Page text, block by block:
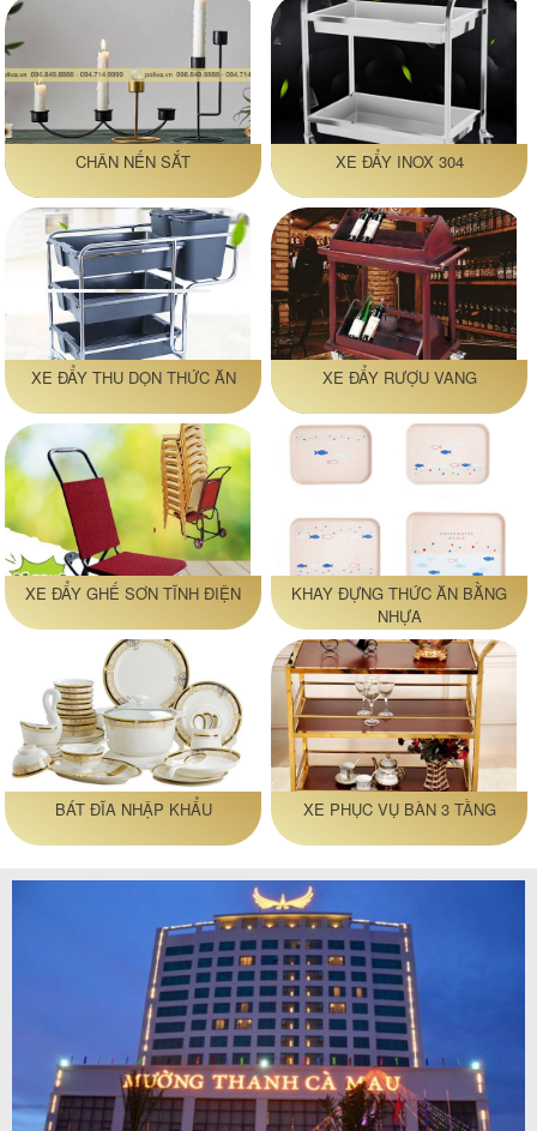
CHÂN NẾN SẮT XE ĐẨY INOX 304
XE ĐẨY THU DỌN THỨC ĂN XE ĐẨY RƯỢU VANG
XE ĐẨY GHẾ SƠN TĨNH ĐIỆN
KHAY ĐỰNG THỨC ĂN BẰNG
NHỰA
BÁT ĐĨA NHẬP KHẨU XE PHỤC VỤ BÀN 3 TẦNG